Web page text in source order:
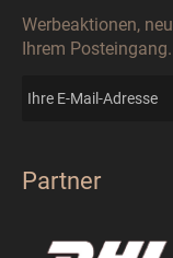
Werbeaktionen,
Ihrem Posteingang.
Partner